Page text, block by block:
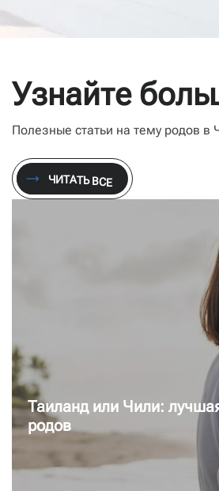
Узнайте
Полезные статьи на тему родов в
ЧИТАТЬВСЕ
ЧИТАТЬ ВСЕ
Паспорт Чили: полный
безвизовых стран